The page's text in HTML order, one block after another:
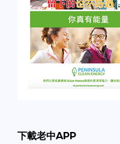
下載老中APP